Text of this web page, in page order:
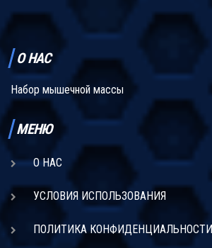
О НАС
Набор мышечной массы
МЕНЮ
О НАС
УСЛОВИЯ ИСПОЛЬЗОВАНИЯ
ПОЛИТИКА КОНФИДЕНЦИАЛЬНОСТИ